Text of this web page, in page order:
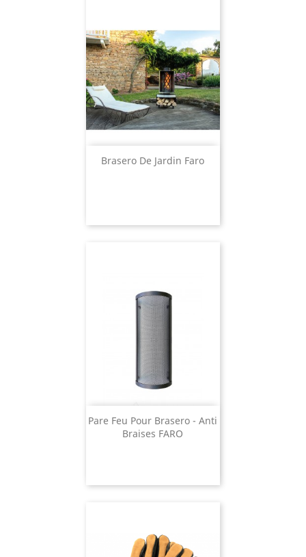
Brasero De Jardin Faro
Pare Feu Pour Brasero - Anti
Braises FARO